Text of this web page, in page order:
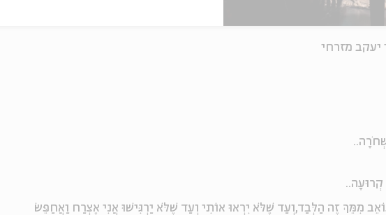
יעקב מזרחי
מִמֵּךְ זֶה הַלְּבַד,וְעַד שֶׁלֹּא יִרְאוּ אוֹתִי וְעַד שֶׁלֹּא יַרְגִּישׁוּ אֲנִי אֶצְרַח וַאֲחַפֵּשׂ